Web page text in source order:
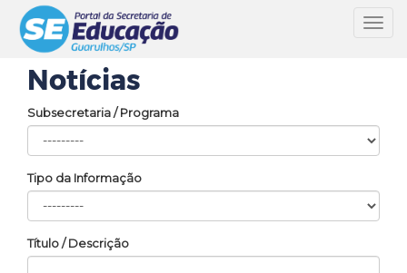
Notícias
Subsecretaria / Programa
Tipo da Informação
Título / Descrição